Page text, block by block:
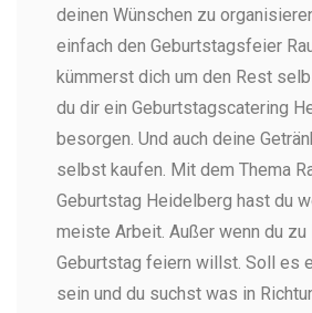
deinen Wünschen zu
einfach den Geburtstagsfeier
kümmerst dich um den Rest
du dir ein Geburtstagscatering
besorgen. Und auch deine
selbst kaufen. Mit dem Thema
Geburtstag Heidelberg hast du
meiste Arbeit. Außer wenn du zu
Geburtstag feiern willst. Soll es
sein und du suchst was in